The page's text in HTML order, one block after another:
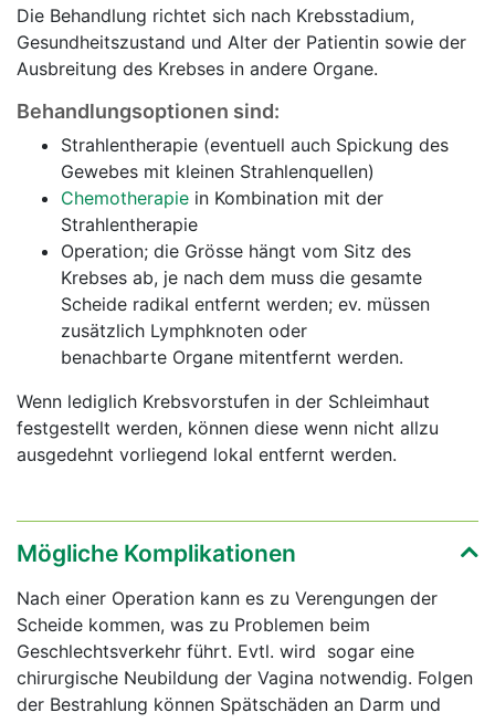
Die Behandlung richtet sich nach Krebsstadium,
Gesundheitszustand und Alter der Patientin sowie der
Ausbreitung des Krebses in andere Organe.
Behandlungsoptionen sind:
Strahlentherapie (eventuell auch Spickung des
Gewebes mit kleinen Strahlenquellen)
Chemotherapie in Kombination mit der
Strahlentherapie
Operation; die Grösse hängt vom Sitz des
Krebses ab, je nach dem muss die gesamte
Scheide radikal entfernt werden; ev. müssen
zusätzlich Lymphknoten oder
benachbarte Organe mitentfernt werden.
Wenn lediglich Krebsvorstufen in der Schleimhaut
festgestellt werden, können diese wenn nicht allzu
ausgedehnt vorliegend lokal entfernt werden.
Mögliche Komplikationen
Nach einer Operation kann es zu Verengungen der
Scheide kommen, was zu Problemen beim
Geschlechtsverkehr führt. Evtl. wird sogar eine
chirurgische Neubildung der Vagina notwendig. Folgen
der Bestrahlung können Spätschäden an Darm und